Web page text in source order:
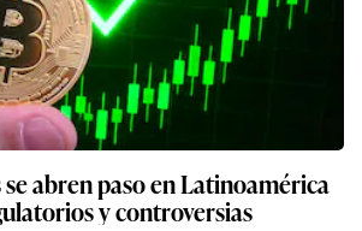
abren paso en Latinoamérica
y controversias